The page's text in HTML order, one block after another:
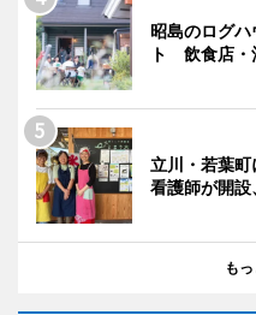
昭島のログ
ト 飲食店・
立川・若葉
看護師が開
も